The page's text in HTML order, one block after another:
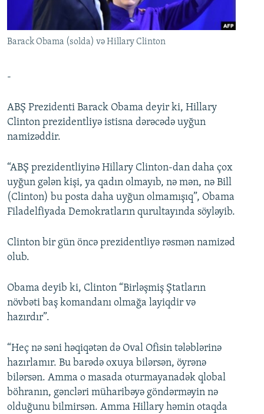
İNFOQRAFIKA
KARIKATURA
AZƏRBAYCAN ƏDƏBIYYATI KITABXANASI
İSLAM VƏ DEMOKRATIYA
MISSIYAMIZ
PEŞƏ ETIKASI VƏ JURNALISTIKA STANDARTLARIMIZ
XƏBƏR BÜLLETENLƏRIMIZ
BIZI IZLƏ
Barack Obama (solda) və Hillary Clinton
-
ABŞ Prezidenti Barack Obama deyir ki, Hillary
Clinton prezidentliyə istisna dərəcədə uyğun
namizəddir.
“ABŞ prezidentliyinə Hillary Clinton-dan daha çox
uyğun gələn kişi, ya qadın olmayıb, nə mən, nə Bill
(Clinton) bu posta daha uyğun olmamışıq”, Obama
Filadelfiyada Demokratların qurultayında söyləyib.
Clinton bir gün öncə prezidentliyə rəsmən namizəd
olub.
Obama deyib ki, Clinton “Birləşmiş Ştatların
növbəti baş komandanı olmağa layiqdir və
hazırdır”.
“Heç nə səni həqiqətən də Oval Ofisin tələblərinə
hazırlamır. Bu barədə oxuya bilərsən, öyrənə
bilərsən. Amma o masada oturmayanadək qlobal
böhranın, gəncləri müharibəyə göndərməyin nə
olduğunu bilmirsən. Amma Hillary həmin otaqda